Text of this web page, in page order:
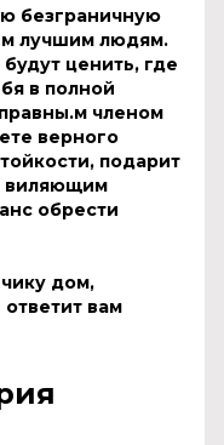
безграничную
лучшим людям.
ценить, где
в полной
.м членом
верного
подарит
виляющим
обрести
дом,
вам